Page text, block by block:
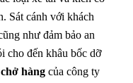
Sát cánh với khách
như đảm bảo an
cho đến khâu bốc dỡ
hàng của công ty